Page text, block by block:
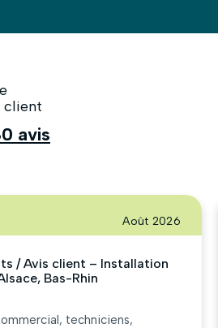
client
avis
Août 2026
/ Avis client – Installation
Bas-Rhin
techniciens,